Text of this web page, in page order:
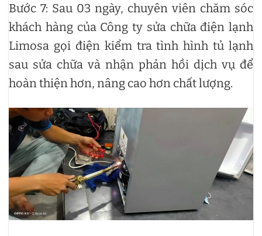
Bước 7: Sau 03 ngày, chuyên viên chăm sóc
khách hàng của Công ty sửa chữa điện lạnh
Limosa gọi điện kiểm tra tình hình tủ lạnh
sau sửa chữa và nhận phản hồi dịch vụ để
hoàn thiện hơn, nâng cao hơn chất lượng.